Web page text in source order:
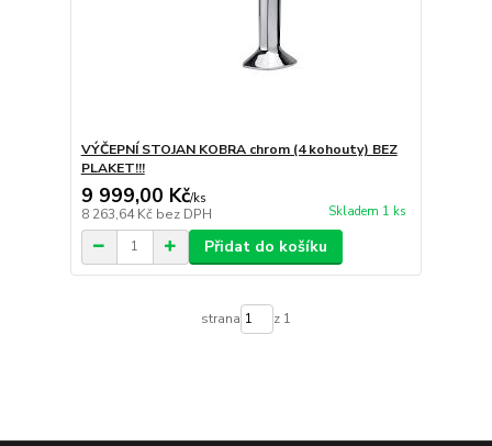
VÝČEPNÍ STOJAN KOBRA chrom (4 kohouty) BEZ
PLAKET!!!
9 999,00 Kč/ks
8 263,64 Kč bez DPH Skladem 1 ks
Přidat do košíku
strana z 1